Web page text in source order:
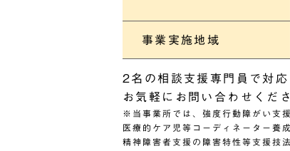
事業実施地域
2名の相談支援専門員で対応
お気軽にお問い合わせくだ
※当事業所では、強度行動障がい支
医療的ケア児等コーディネーター養
精神障害者支援の障害特性等支援技